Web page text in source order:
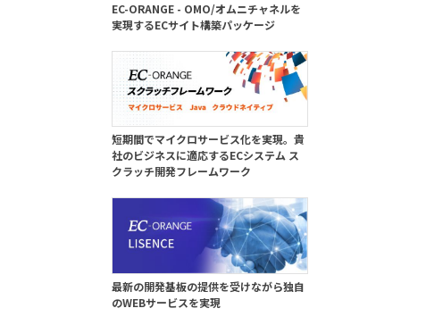
EC-ORANGE - OMO/オムニチャネルを
実現するECサイト構築パッケージ
短期間でマイクロサービス化を実現。貴
社のビジネスに適応するECシステム ス
クラッチ開発フレームワーク
最新の開発基板の提供を受けながら独自
のWEBサービスを実現